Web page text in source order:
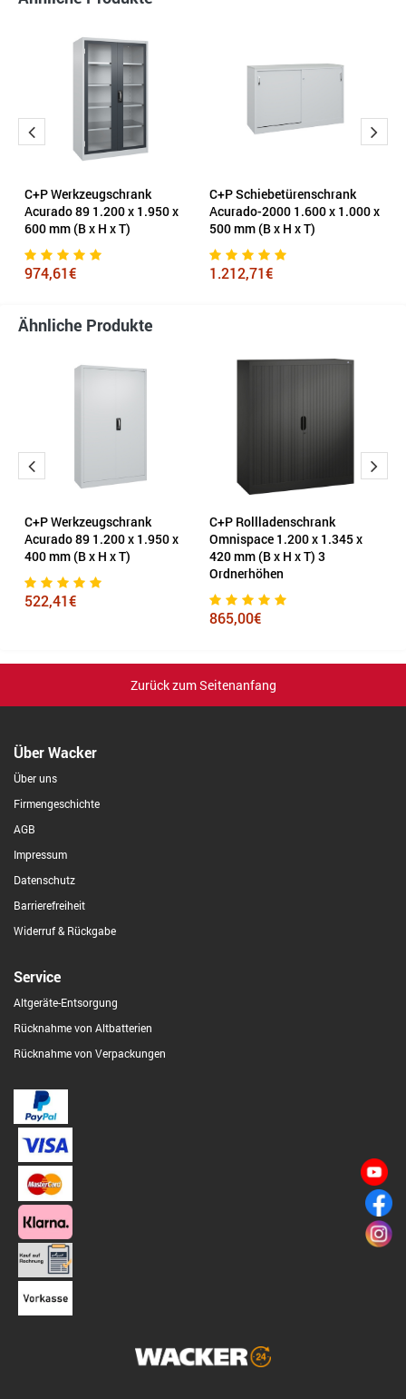
C+P Werkzeugschrank
Acurado 89 1.200 x 1.950 x
600 mm (B x H x T)
974,61€
C+P Schiebetürenschrank
Acurado-2000 1.600 x 1.000 x
500 mm (B x H x T)
1.212,71€
Ähnliche Produkte
C+P Werkzeugschrank
Acurado 89 1.200 x 1.950 x
400 mm (B x H x T)
522,41€
C+P Rollladenschrank
Omnispace 1.200 x 1.345 x
420 mm (B x H x T) 3
Ordnerhöhen
865,00€
Zurück zum Seitenanfang
Über Wacker
Über uns
Firmengeschichte
AGB
Impressum
Datenschutz
Barrierefreiheit
Widerruf & Rückgabe
Service
Altgeräte-Entsorgung
Rücknahme von Altbatterien
Rücknahme von Verpackungen